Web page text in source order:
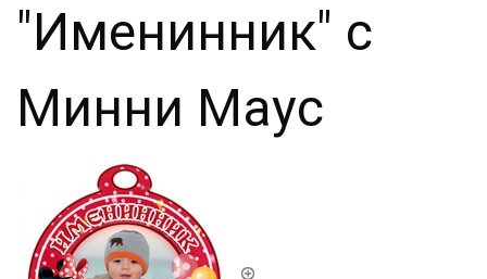
"Именинник" с
Минни Маус